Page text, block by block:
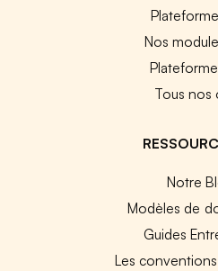
Nos
Tous nos
Notre
Modèles de
Guides
Les